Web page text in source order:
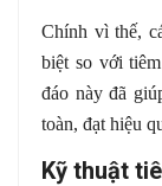
Chính vì thế,
biệt so với
đáo này đã
toàn, đạt hiệu
Kỹ thuật